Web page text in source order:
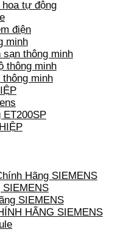
tự động
điện
minh
thông minh
thông minh
thông minh
ET200SP
Hãng SIEMENS
SIEMENS
SIEMENS
HÃNG SIEMENS